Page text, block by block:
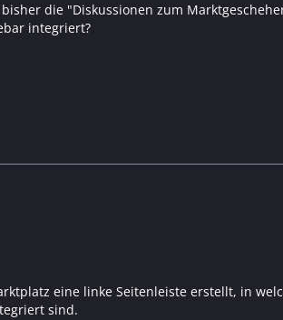
die "Diskussionen zum
integriert?
eine linke Seitenleiste erstellt, in
sind.